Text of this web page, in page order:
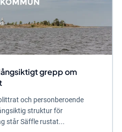
grepp om
och personberoende
struktur för
står Säffle rustat...